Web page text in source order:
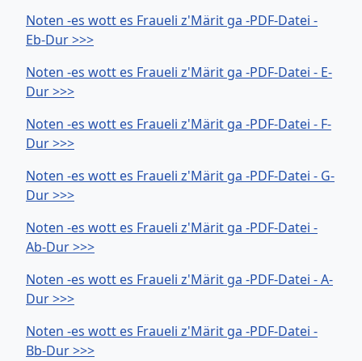
Noten -es wott es Fraueli z'Märit ga -PDF-Datei -
Eb-Dur >>>
Noten -es wott es Fraueli z'Märit ga -PDF-Datei - E-
Dur >>>
Noten -es wott es Fraueli z'Märit ga -PDF-Datei - F-
Dur >>>
Noten -es wott es Fraueli z'Märit ga -PDF-Datei - G-
Dur >>>
Noten -es wott es Fraueli z'Märit ga -PDF-Datei -
Ab-Dur >>>
Noten -es wott es Fraueli z'Märit ga -PDF-Datei - A-
Dur >>>
Noten -es wott es Fraueli z'Märit ga -PDF-Datei -
Bb-Dur >>>